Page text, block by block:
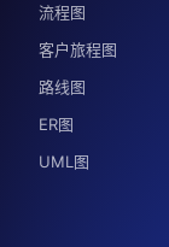
流程图
客户旅程图
路线图
ER图
UML图